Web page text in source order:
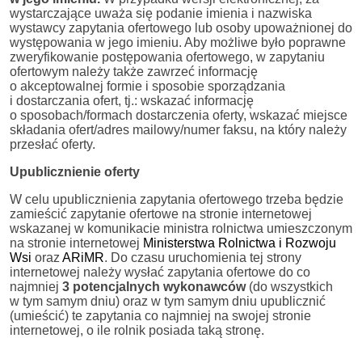
wystarczające uważa się podanie imienia i nazwiska
wystawcy zapytania ofertowego lub osoby upoważnionej do
występowania w jego imieniu. Aby możliwe było poprawne
zweryfikowanie postępowania ofertowego, w zapytaniu
ofertowym należy także zawrzeć informację
o akceptowalnej formie i sposobie sporządzania
i dostarczania ofert, tj.: wskazać informację
o sposobach/formach dostarczenia oferty, wskazać miejsce
składania ofert/adres mailowy/numer faksu, na który należy
przesłać oferty.
Upublicznienie oferty
W celu upublicznienia zapytania ofertowego trzeba będzie
zamieścić zapytanie ofertowe na stronie internetowej
wskazanej w komunikacie ministra rolnictwa umieszczonym
na stronie internetowej Ministerstwa Rolnictwa i Rozwoju
Wsi oraz ARiMR. Do czasu uruchomienia tej strony
internetowej należy wysłać zapytania ofertowe do co
najmniej 3 potencjalnych wykonawców(do wszystkich
w tym samym dniu) oraz w tym samym dniu upublicznić
(umieścić) te zapytania co najmniej na swojej stronie
internetowej, o ile rolnik posiada taką stronę.